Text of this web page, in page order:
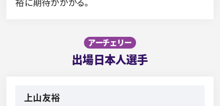
アーチェリー
出場日本人選手
上山友裕